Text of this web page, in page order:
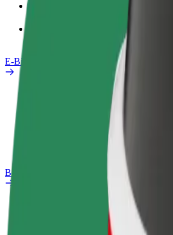
Bolt Food für Unternehmen
E-Bikes
Bolt Plus